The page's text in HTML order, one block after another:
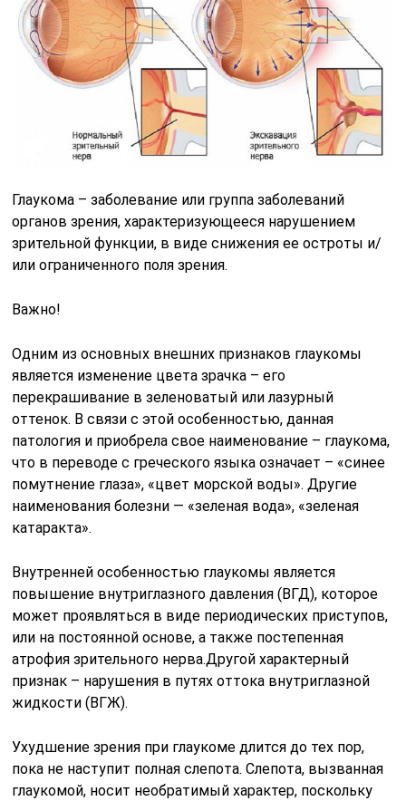
Глаукома – заболевание или группа заболеваний
органов зрения, характеризующееся нарушением
зрительной функции, в виде снижения ее остроты и/
или ограниченного поля зрения.
Важно!
Одним из основных внешних признаков глаукомы
является изменение цвета зрачка – его
перекрашивание в зеленоватый или лазурный
оттенок. В связи с этой особенностью, данная
патология и приобрела свое наименование – глаукома,
что в переводе с греческого языка означает – «синее
помутнение глаза», «цвет морской воды». Другие
наименования болезни — «зеленая вода», «зеленая
катаракта».
Внутренней особенностью глаукомы является
повышение внутриглазного давления (ВГД), которое
может проявляться в виде периодических приступов,
или на постоянной основе, а также постепенная
атрофия зрительного нерва.Другой характерный
признак – нарушения в путях оттока внутриглазной
жидкости (ВГЖ).
Ухудшение зрения при глаукоме длится до тех пор,
пока не наступит полная слепота. Слепота, вызванная
глаукомой, носит необратимый характер, поскольку